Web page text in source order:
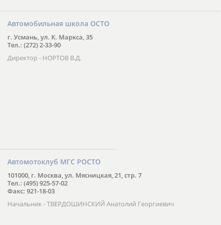
Автомобильная школа ОСТО
г. Усмань, ул. К. Маркса, 35
Тел.: (272) 2-33-90
Директор - НОРТОВ В.Д.
Автомотоклуб МГС РОСТО
101000, г. Москва, ул. Мясницкая, 21, стр. 7
Тел.: (495) 925-57-02
Факс: 921-18-03
Начальник - ТВЕРДОШИНСКИЙ Анатолий Георгиевич